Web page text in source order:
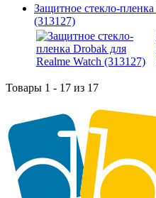
Защитное стекло-
(313127)
Товары 1 - 17 из 17